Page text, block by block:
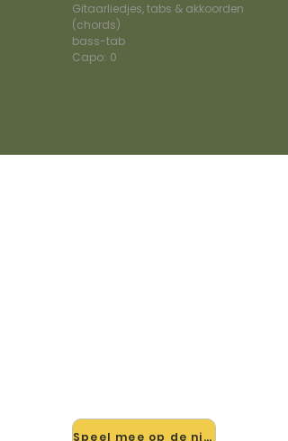
Gitaarliedjes, tabs & akkoorden
(chords)
bass-tab
Capo: 0
Speel mee op de nieuwe site →